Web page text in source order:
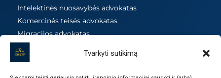
Tvarkyti sutikimą
Intelektinės nuosavybės advokatas
Komercinės teisės advokatas
Migracijos advokatas
Mokesčių teisės advokatas
Nekilnojamojo turto advokatas